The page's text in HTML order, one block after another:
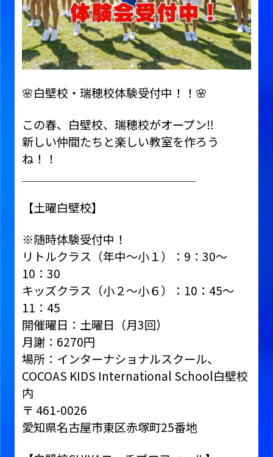
🌸白壁校・瑞穂校体験受付中！！🌸
この春、白壁校、瑞穂校がオープン‼️
新しい仲間たちと楽しい教室を作ろう
ね！！
【土曜白壁校】
※随時体験受付中！
リトルクラス（年中～小１）：9：30～
10：30
キッズクラス（小２～小６）：10：45～
11：45
開催曜日：土曜日（月3回）
月謝：6270円
場所：インターナショナルスクール、
COCOAS KIDS International School白壁校
内
〒 461-0026
愛知県名古屋市東区赤塚町25番地